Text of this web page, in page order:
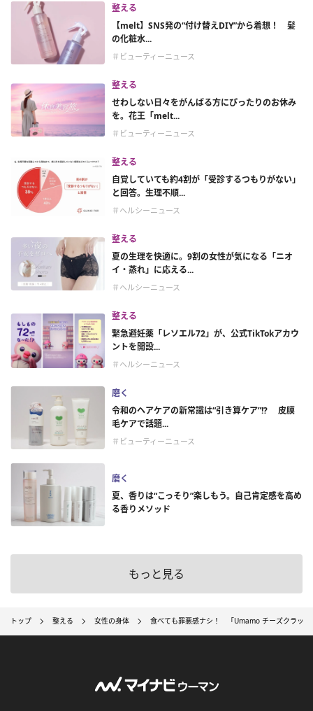
整える
【melt】SNS発の“付け替えDIY”から着想！ 髪
の化粧水...
＃ビューティーニュース
整える
せわしない日々をがんばる方にぴったりのお休み
を。花王「melt...
＃ビューティーニュース
整える
自覚していても約4割が「受診するつもりがない」
と回答。生理不順...
＃ヘルシーニュース
整える
夏の生理を快適に。9割の女性が気になる「ニオ
イ・蒸れ」に応える...
＃ヘルシーニュース
整える
緊急避妊薬「レソエル72」が、公式TikTokアカウ
ントを開設...
＃ヘルシーニュース
磨く
令和のヘアケアの新常識は“引き算ケア”!? 皮膜
毛ケアで話題...
＃ビューティーニュース
磨く
夏、香りは“こっそり”楽しもう。自己肯定感を高め
る香りメソッド
もっと見る
トップ 整える 女性の身体 食べても罪悪感ナシ！ 「Umamo チーズクラッカ